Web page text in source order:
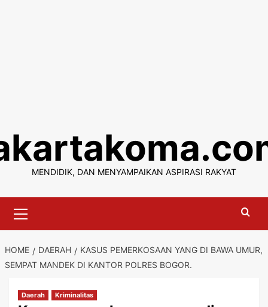
content
MENDIDIK, DAN MENYAMPAIKAN ASPIRASI RAKYAT
Menu
HOME DAERAH
KASUS PEMERKOSAAN YANG DI BAWA UMUR,
SEMPAT MANDEK DI KANTOR POLRES BOGOR.
Daerah Kriminalitas